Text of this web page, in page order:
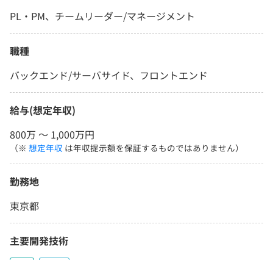
PL・PM、チームリーダー/マネージメント
職種
バックエンド/サーバサイド、フロントエンド
給与(想定年収)
800万 〜 1,000万円
（※ 想定年収 は年収提示額を保証するものではありません）
勤務地
東京都
主要開発技術